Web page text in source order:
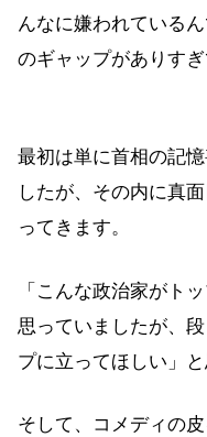
んなに嫌われている
のギャップがありすぎ
最初は単に首相の記
したが、その内に真
ってきます。
「こんな政治家がト
思っていましたが、
プに立ってほしい」
そして、コメディの